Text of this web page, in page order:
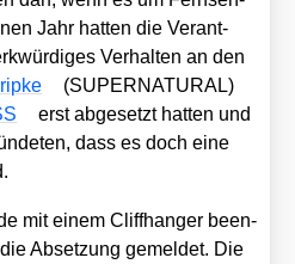
Jahr hat­ten die Ver­ant­
Ver­hal­ten an den
(SUPERNATURAL)
erst abge­setzt hat­ten und
dass es doch eine
mit einem Cliff­han­ger been­
Abset­zung gemel­det. Die